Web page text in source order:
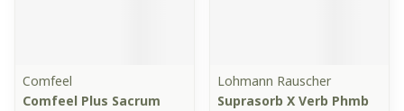
Comfeel
Comfeel Plus Sacrum
Lohmann Rauscher
Suprasorb X Verb Phmb